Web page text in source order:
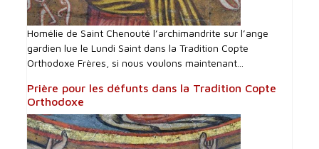
Homélie de Saint Chenouté l’archimandrite sur l’ange
gardien lue le Lundi Saint dans la Tradition Copte
Orthodoxe Frères, si nous voulons maintenant...
Prière pour les défunts dans la Tradition Copte
Orthodoxe